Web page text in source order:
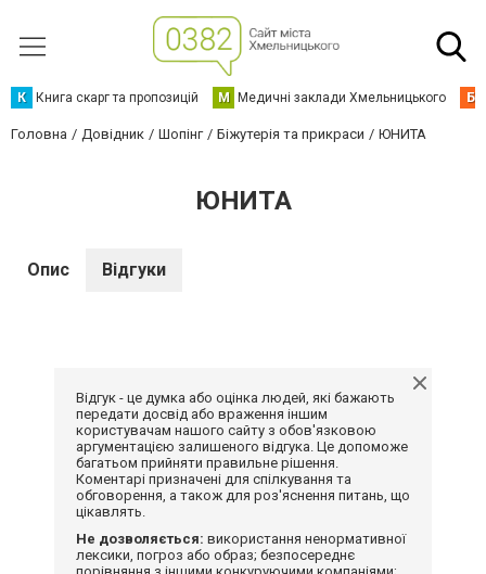
К Книга скарг та пропозицій М Медичні заклади Хмельницького Б
Головна Довідник Шопінг Біжутерія та прикраси ЮНИТА
ЮНИТА
Опис Відгуки
Відгук - це думка або оцінка людей, які бажають
передати досвід або враження іншим
користувачам нашого сайту з обов'язковою
аргументацією залишеного відгука. Це допоможе
багатьом прийняти правильне рішення.
Коментарі призначені для спілкування та
обговорення, а також для роз'яснення питань, що
цікавлять.
Не дозволяється: використання ненормативної
лексики, погроз або образ; безпосереднє